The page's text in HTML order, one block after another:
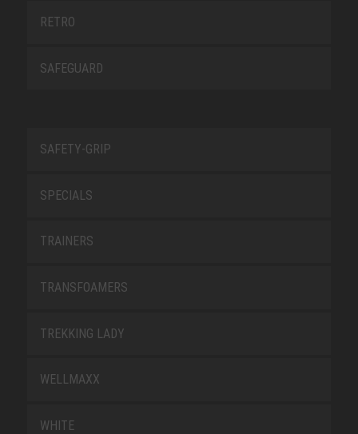
RETRO
SAFEGUARD
SAFETY-GRIP
SPECIALS
TRAINERS
TRANSFOAMERS
TREKKING LADY
WELLMAXX
WHITE